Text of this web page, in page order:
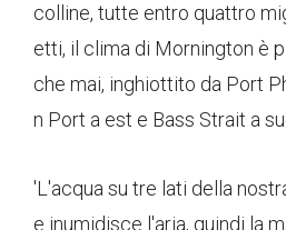
colline, tutte entro quattro
etti, il clima di Mornington è
che mai, inghiottito da Port
n Port a est e Bass Strait a
'L'acqua su tre lati della
e inumidisce l'aria, quindi la